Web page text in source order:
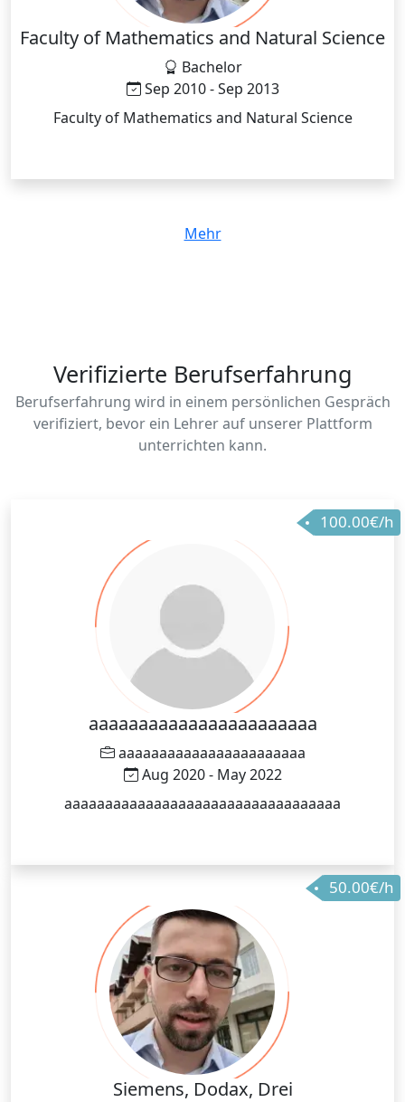
Faculty of Mathematics and Natural Science
Bachelor
Sep 2010 - Sep 2013
Faculty of Mathematics and Natural Science
Mehr
Verifizierte Berufserfahrung
Berufserfahrung wird in einem persönlichen Gespräch
verifiziert, bevor ein Lehrer auf unserer Plattform
unterrichten kann.
100.00€/h
aaaaaaaaaaaaaaaaaaaaaaa
aaaaaaaaaaaaaaaaaaaaaaa
Aug 2020 - May 2022
aaaaaaaaaaaaaaaaaaaaaaaaaaaaaaaaaa
50.00€/h
Siemens, Dodax, Drei